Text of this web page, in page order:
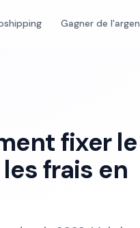
Gagner de
fixer le
frais en